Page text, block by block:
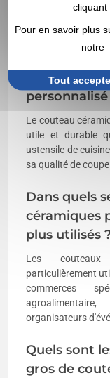
FAQ –
Pourquoi
personnalisé
Le couteau
utile et durable
ustensile de
sa qualité de
Dans quels
céramiques
plus utilisés
Les couteaux
particulièrement
commerces
organisateurs
Quels sont
gros de
cliquant
Pour en savoir plus
notre
Tout